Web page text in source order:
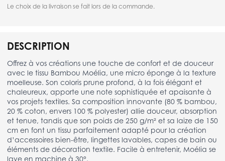
Le choix de la livraison se fait lors de la commande.
DESCRIPTION
Offrez à vos créations une touche de confort et de douceur
avec le tissu Bambou Moélia, une micro éponge à la texture
moelleuse. Son coloris prune profond, à la fois élégant et
chaleureux, apporte une note sophistiquée et apaisante à
vos projets textiles. Sa composition innovante (80 % bambou,
20 % coton, envers 100 % polyester) allie douceur, absorption
et tenue, tandis que son poids de 250 g/m² et sa laize de 150
cm en font un tissu parfaitement adapté pour la création
d’accessoires bien-être, lingettes lavables, capes de bain ou
éléments de décoration textile. Facile à entretenir, Moélia se
lave en machine à 30°.